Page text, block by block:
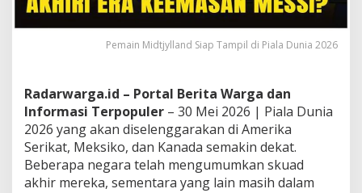
Pemain Midtjylland Siap Tampil di Piala Dunia 2026
Radarwarga.id – Portal Berita Warga dan
Informasi Terpopuler – 30 Mei 2026 | Piala Dunia
2026 yang akan diselenggarakan di Amerika
Serikat, Meksiko, dan Kanada semakin dekat.
Beberapa negara telah mengumumkan skuad
akhir mereka, sementara yang lain masih dalam